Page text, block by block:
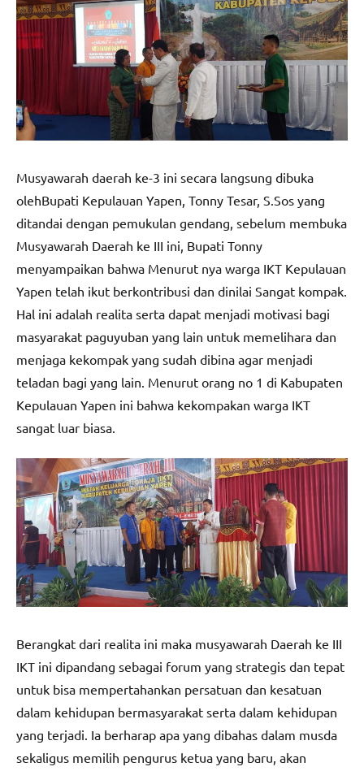
Musyawarah daerah ke-3 ini secara langsung dibuka
olehBupati Kepulauan Yapen, Tonny Tesar, S.Sos yang
ditandai dengan pemukulan gendang, sebelum membuka
Musyawarah Daerah ke III ini, Bupati Tonny
menyampaikan bahwa Menurut nya warga IKT Kepulauan
Yapen telah ikut berkontribusi dan dinilai Sangat kompak.
Hal ini adalah realita serta dapat menjadi motivasi bagi
masyarakat paguyuban yang lain untuk memelihara dan
menjaga kekompak yang sudah dibina agar menjadi
teladan bagi yang lain. Menurut orang no 1 di Kabupaten
Kepulauan Yapen ini bahwa kekompakan warga IKT
sangat luar biasa.
Berangkat dari realita ini maka musyawarah Daerah ke III
IKT ini dipandang sebagai forum yang strategis dan tepat
untuk bisa mempertahankan persatuan dan kesatuan
dalam kehidupan bermasyarakat serta dalam kehidupan
yang terjadi. Ia berharap apa yang dibahas dalam musda
sekaligus memilih pengurus ketua yang baru, akan